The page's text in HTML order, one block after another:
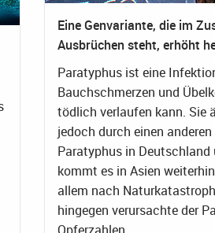
Eine Genvariante, die im
Ausbrüchen steht, erhöht
Paratyphus ist eine
Bauchschmerzen und
tödlich verlaufen kann. Sie
jedoch durch einen
Paratyphus in Deutschland
kommt es in Asien
allem nach
hingegen verursachte der